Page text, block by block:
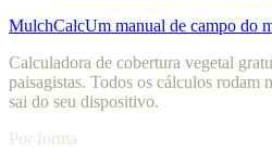
MulchCalcUm manual de campo do
Calculadora de cobertura vegetal
paisagistas. Todos os cálculos
sai do seu dispositivo.
Por forma